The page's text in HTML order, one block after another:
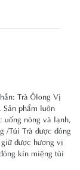
Trà Ôlong Vị
phẩm luôn
nóng và lạnh,
/Túi Trà được đóng
được hương vị
kín miệng túi